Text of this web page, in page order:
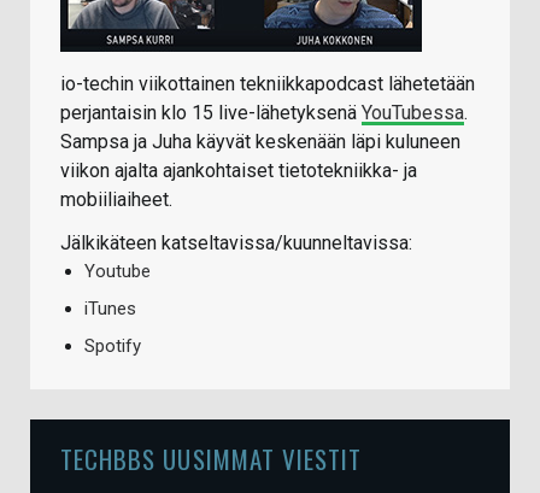
io-techin viikottainen tekniikkapodcast lähetetään
perjantaisin klo 15 live-lähetyksenä YouTubessa.
Sampsa ja Juha käyvät keskenään läpi kuluneen
viikon ajalta ajankohtaiset tietotekniikka- ja
mobiiliaiheet.
Jälkikäteen katseltavissa/kuunneltavissa:
Youtube
iTunes
Spotify
TECHBBS UUSIMMAT VIESTIT